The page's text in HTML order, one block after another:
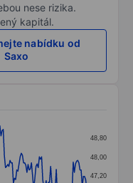
nese rizika.
kapitál.
nabídku od
Saxo
categories.
47,20
48,00
48,80